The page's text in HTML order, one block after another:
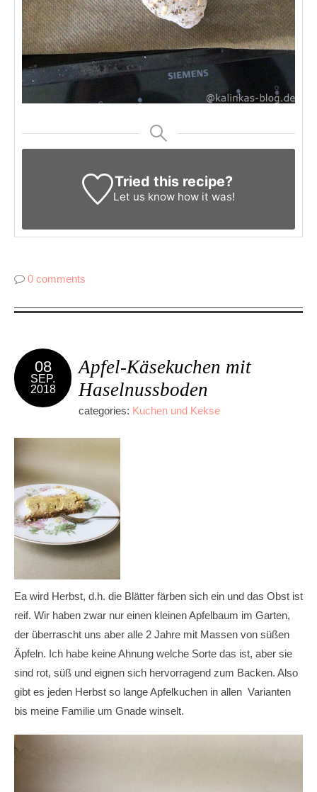
Tried this recipe?
Let us knowhow it was!
0 comments
08
SEP.
2018
Apfel-Käsekuchen mit
Haselnussboden
categories: Kuchen und Kekse
Ea wird Herbst, d.h. die Blätter färben sich ein und das Obst ist
reif. Wir haben zwar nur einen kleinen Apfelbaum im Garten,
der überrascht uns aber alle 2 Jahre mit Massen von süßen
Äpfeln. Ich habe keine Ahnung welche Sorte das ist, aber sie
sind rot, süß und eignen sich hervorragend zum Backen. Also
gibt es jeden Herbst so lange Apfelkuchen in allen Varianten
bis meine Familie um Gnade winselt.